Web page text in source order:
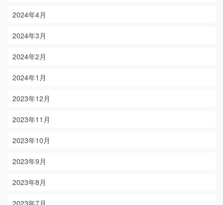
2024年4月
2024年3月
2024年2月
2024年1月
2023年12月
2023年11月
2023年10月
2023年9月
2023年8月
2023年7月